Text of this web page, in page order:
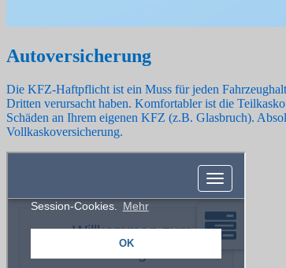
Autoversicherung
Die KFZ-Haftpflicht ist ein Muss für jeden
Dritten verursacht haben. Komfortabler ist die
Schäden an Ihrem eigenen KFZ (z.B. Glasbruch).
Vollkaskoversicherung.